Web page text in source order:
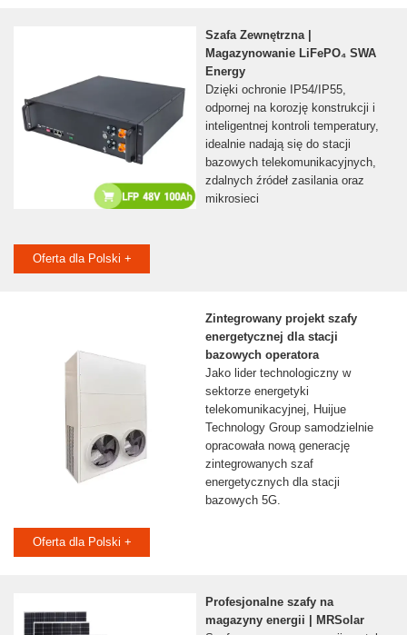
Szafa Zewnętrzna |
Magazynowanie LiFePO₄ SWA
Energy
Dzięki ochronie IP54/IP55,
odpornej na korozję konstrukcji i
inteligentnej kontroli temperatury,
idealnie nadają się do stacji
bazowych telekomunikacyjnych,
zdalnych źródeł zasilania oraz
mikrosieci
Oferta dla Polski +
Zintegrowany projekt szafy
energetycznej dla stacji
bazowych operatora
Jako lider technologiczny w
sektorze energetyki
telekomunikacyjnej, Huijue
Technology Group samodzielnie
opracowała nową generację
zintegrowanych szaf
energetycznych dla stacji
bazowych 5G.
Oferta dla Polski +
Profesjonalne szafy na
magazyny energii | MRSolar